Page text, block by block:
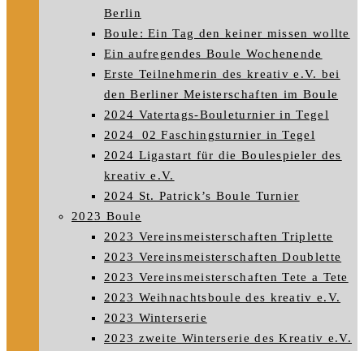
Berlin
Boule: Ein Tag den keiner missen wollte
Ein aufregendes Boule Wochenende
Erste Teilnehmerin des kreativ e.V. bei
den Berliner Meisterschaften im Boule
2024 Vatertags-Bouleturnier in Tegel
2024_02 Faschingsturnier in Tegel
2024 Ligastart für die Boulespieler des
kreativ e.V.
2024 St. Patrick’s Boule Turnier
2023 Boule
2023 Vereinsmeisterschaften Triplette
2023 Vereinsmeisterschaften Doublette
2023 Vereinsmeisterschaften Tete a Tete
2023 Weihnachtsboule des kreativ e.V.
2023 Winterserie
2023 zweite Winterserie des Kreativ e.V.